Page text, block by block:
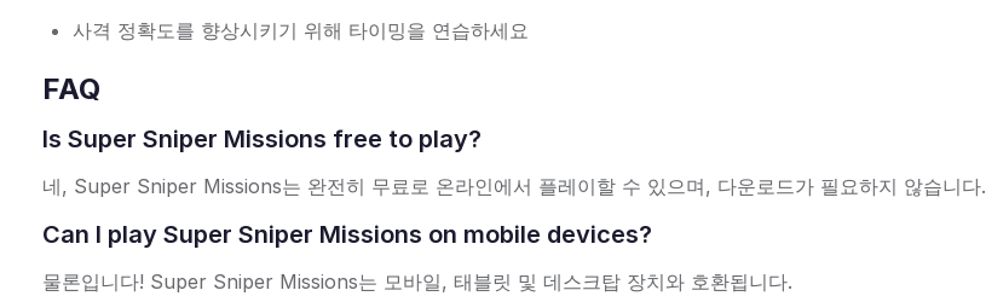
사격 정확도를 향상시키기 위해 타이밍을 연습하세요
FAQ
Is Super Sniper Missions free to play?
네, Super Sniper Missions는 완전히 무료로 온라인에서 플레이할 수 있으며, 다운로드가 필요하지 않습니다.
Can I play Super Sniper Missions on mobile devices?
물론입니다! Super Sniper Missions는 모바일, 태블릿 및 데스크탑 장치와 호환됩니다.